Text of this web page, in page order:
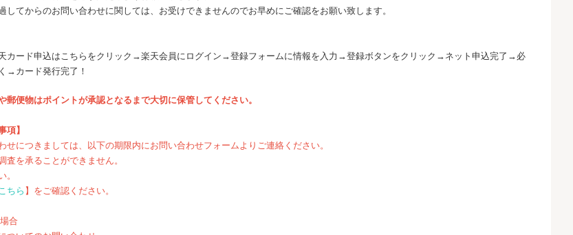
してからのお問い合わせに関しては、お受けできませんのでお早めにご確認をお願い致します。
カード申込はこちらをクリック→楽天会員にログイン→登録フォームに情報を入力→登録ボタンをクリック→ネット申込完了→必
→カード発行完了！
便物はポイントが承認となるまで大切に保管してください。
項】
せにつきましては、以下の期限内にお問い合わせフォームよりご連絡ください。
査を承ることができません。
。
ちら 】をご確認ください。
合